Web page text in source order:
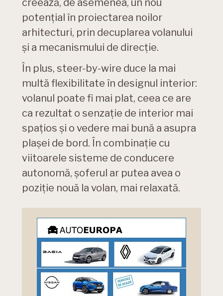
creează, de asemenea, un nou
potențial în proiectarea noilor
arhitecturi, prin decuplarea volanului
și a mecanismului de direcție.
În plus, steer-by-wire duce la mai
multă flexibilitate în designul interior:
volanul poate fi mai plat, ceea ce are
ca rezultat o senzație de interior mai
spațios și o vedere mai bună a asupra
plașei de bord. În combinație cu
viitoarele sisteme de conducere
autonomă, șoferul ar putea avea o
poziție nouă la volan, mai relaxată.